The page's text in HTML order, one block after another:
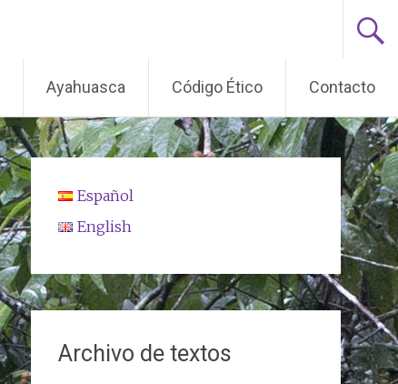
Ayahuasca Código Ético Contacto
Español
English
Archivo de textos